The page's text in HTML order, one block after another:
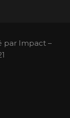
par Impact –